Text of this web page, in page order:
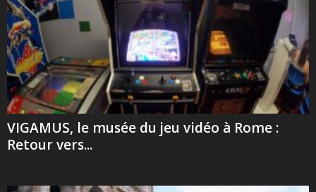
VIGAMUS, le musée du jeu vidéo à Rome :
Retour vers...